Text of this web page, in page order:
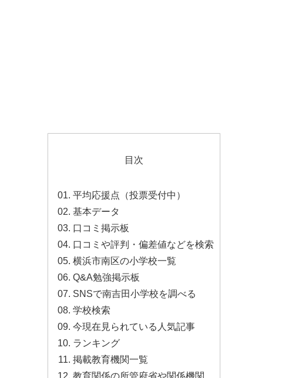
目次
平均応援点（投票受付中）
基本データ
口コミ掲示板
口コミや評判・偏差値などを検索
横浜市南区の小学校一覧
Q&A勉強掲示板
SNSで南吉田小学校を調べる
学校検索
今現在見られている人気記事
ランキング
掲載教育機関一覧
教育関係の所管府省や関係機関